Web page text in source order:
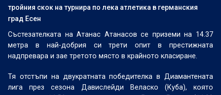
тройния скок на турнира по лека атлетика в германския
град Есен
Състезателката на Атанас Атанасов се приземи на 14.37
метра в най-добрия си трети опит в престижната
надпревара и зае третото място в крайното класиране.
Тя отстъпи на двукратната победителка в Диамантената
лига през сезона Давислейди Веласко (Куба), която